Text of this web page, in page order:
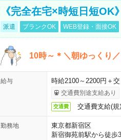
《完全在宅×時短日短OK
派遣 ブランクOK WEB登録・面接OK
10時～＊＼朝ゆっくり
給与 時給2100～2200円＋交
交通費別途支給あり
交通費 交通費支給(規
勤務地
東京都新宿区
新宿御苑前駅から徒歩